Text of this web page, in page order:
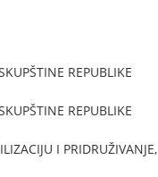
REPUBLIKE
REPUBLIKE
I PRIDRUŽIVANJE,